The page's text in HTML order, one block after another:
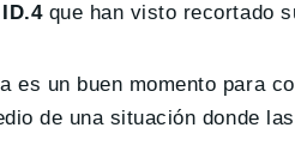
que han visto recortado
es un buen momento para
de una situación donde